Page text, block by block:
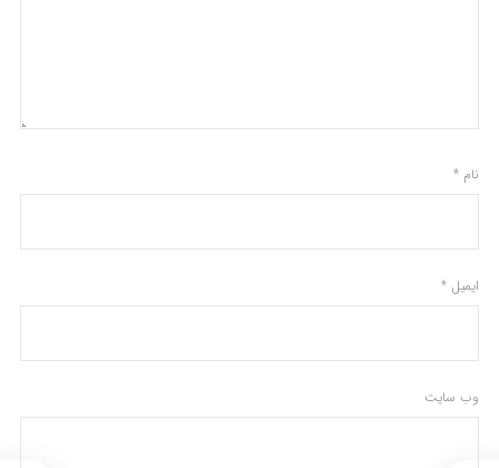
نام *
ایمیل *
وب‌ سایت